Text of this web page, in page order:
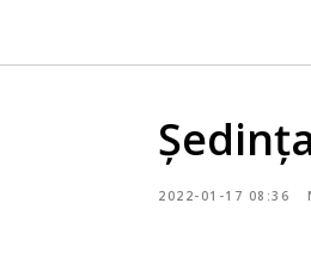
2022-01-17 08:36